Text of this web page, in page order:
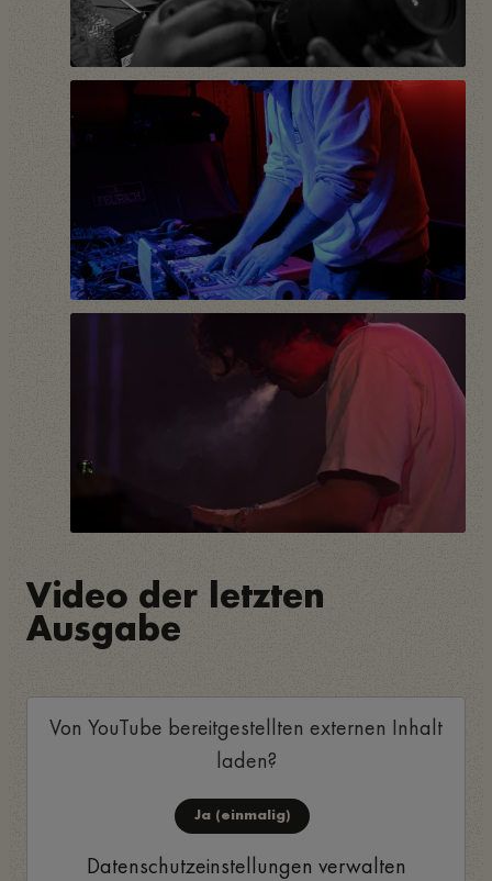
Video der letzten
Ausgabe
Von YouTube bereitgestellten externen Inhalt
laden?
Ja (einmalig)
Datenschutzeinstellungen verwalten